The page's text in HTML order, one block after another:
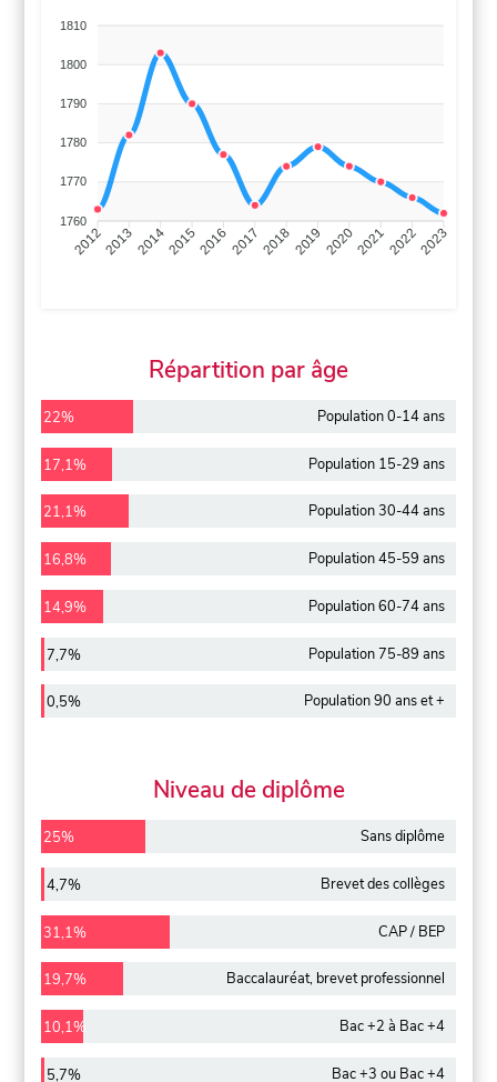
1810
1800
1790
1780
1770
1760
201220132014201520162017 20182019 2020202120222023
Répartition par âge
22% Population 0-14 ans
17,1% Population 15-29 ans
21,1% Population 30-44 ans
16,8% Population 45-59 ans
14,9% Population 60-74 ans
7,7% Population 75-89 ans
0,5% Population 90 ans et +
Niveau de diplôme
25% Sans diplôme
4,7% Brevet des collèges
31,1% CAP / BEP
19,7% Baccalauréat, brevet professionnel
10,1% Bac +2 à Bac +4
5,7% Bac +3 ou Bac +4